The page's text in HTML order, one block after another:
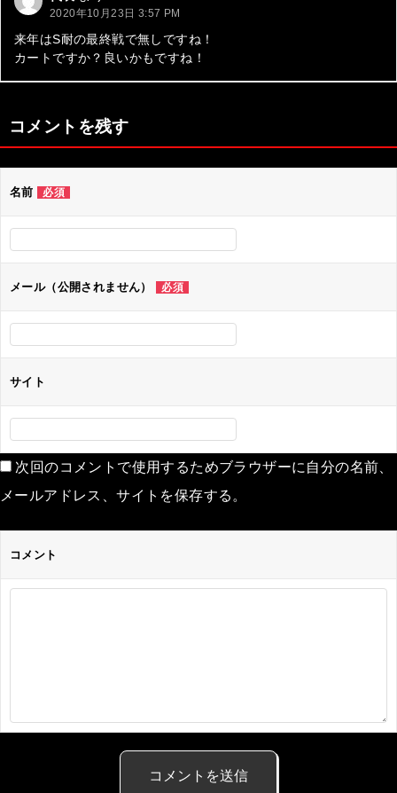
2020年10月23日 3:57 PM
来年はS耐の最終戦で無しですね！
カートですか？良いかもですね！
コメントを残す
名前 必須
メール（公開されません） 必須
サイト
次回のコメントで使用するためブラウザーに自分の名前、
メールアドレス、サイトを保存する。
コメント